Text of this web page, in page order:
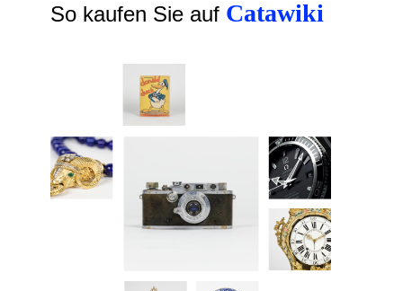
So kaufen Sie auf Catawiki